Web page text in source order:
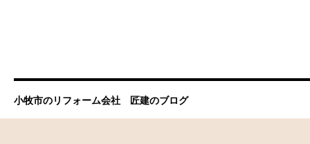
小牧市のリフォーム会社 匠建のブログ